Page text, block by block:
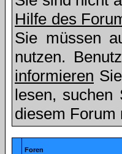
Hilfe des
Sie müssen
nutzen.
informieren
lesen,
diesem
Foren